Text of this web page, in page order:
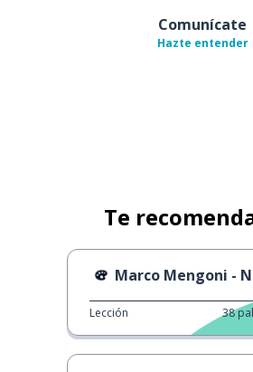
Comunícate
Hazte entender
Te
Marco Mengoni - Natale
Lección 38